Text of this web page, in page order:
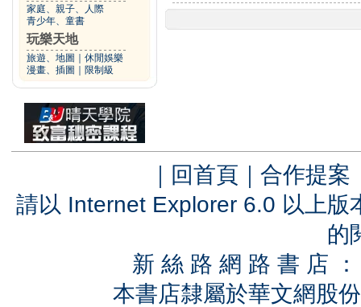
家庭、親子、人際
青少年、童書
玩樂天地
旅遊、地圖
休閒娛樂
漫畫、插圖
限制級
｜ 回首頁 ｜ 合作提案
請以 Internet Explorer 6.0 以上
的
新 絲 路 網 路 書 店
本書店隸屬於華文網股